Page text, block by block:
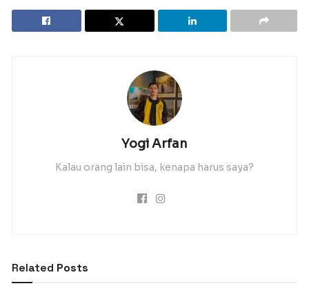
Yogi Arfan
Kalau orang lain bisa, kenapa harus saya?
Related Posts